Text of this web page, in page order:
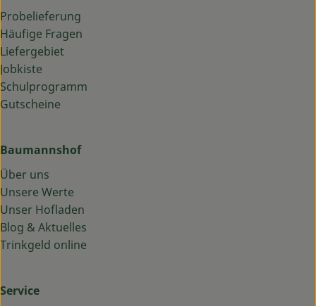
Probelieferung
Häufige Fragen
Liefergebiet
Jobkiste
Schulprogramm
Gutscheine
Baumannshof
Über uns
Unsere Werte
Unser Hofladen
Blog & Aktuelles
Trinkgeld online
Service